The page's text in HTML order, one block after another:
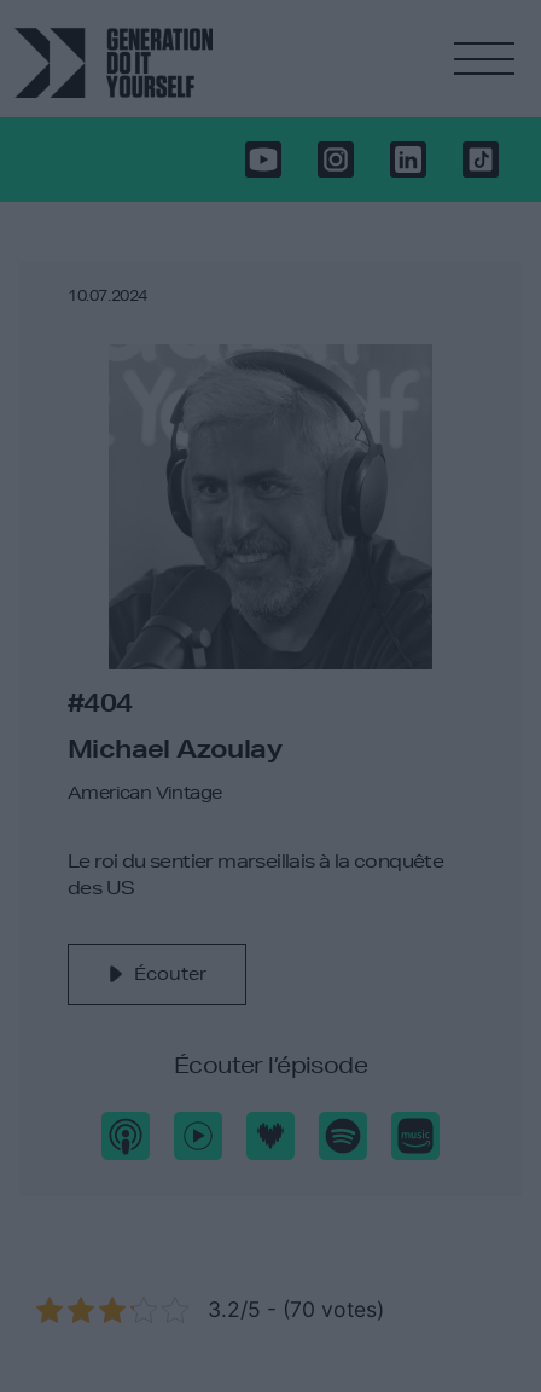
10.07.2024
#404
Michael Azoulay
American Vintage
Le roi du sentier marseillais à la conquête
des US
Écouter
Écouter l’épisode
3.2/5 - (70 votes)